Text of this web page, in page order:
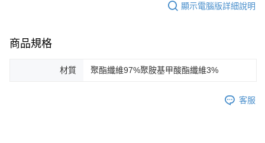
顯示電腦版詳細說明
商品規格
材質 聚酯纖維97%聚胺基甲酸酯纖維3%
客服